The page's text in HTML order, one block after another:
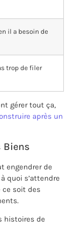
il a besoin de
trop de filer
gérer tout ça,
après un
Biens
engendrer de
quoi s’attendre
ce soit des
histoires de